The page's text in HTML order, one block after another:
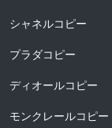
シャネルコピー
プラダコピー
ディオールコピー
モンクレールコピー